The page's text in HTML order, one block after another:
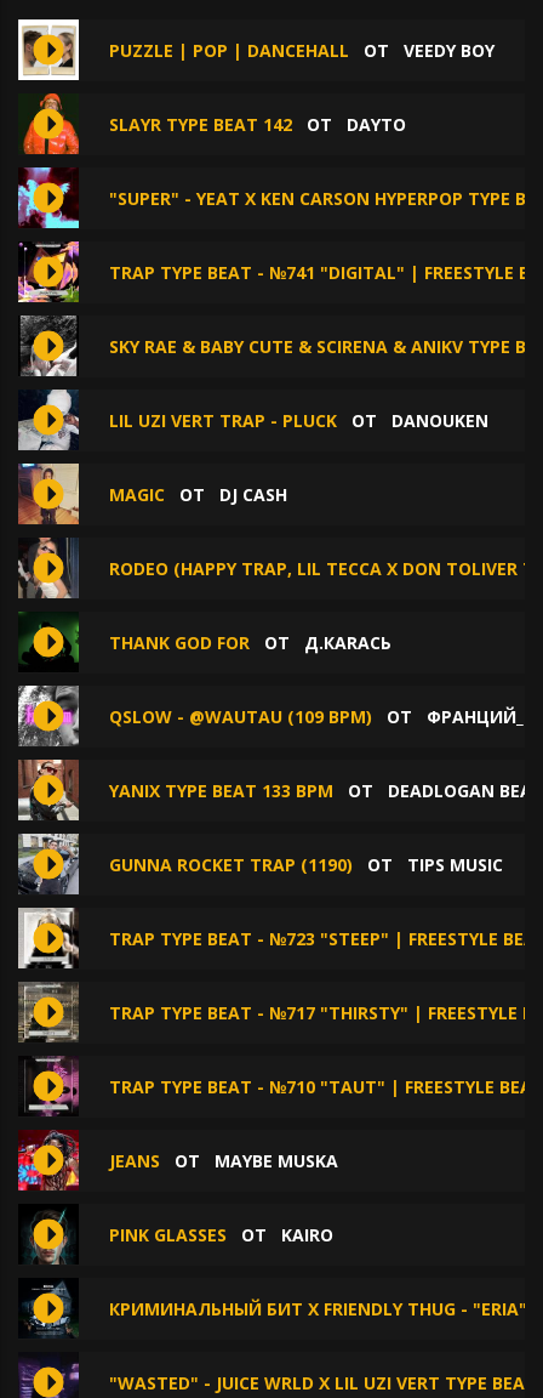
PUZZLE | POP | DANCEHALL ОТ VEEDY BOY
SLAYR TYPE BEAT 142 ОТ DAYTO
"SUPER" - YEAT X KEN CARSON HYPERPOP TYPE
TRAP TYPE BEAT - №741 "DIGITAL" | FREESTYLE
SKY RAE & BABY CUTE & SCIRENA & ANIKV TYPE
LIL UZI VERT TRAP - PLUCK ОТ DANOUKEN
MAGIC ОТ DJ CASH
RODEO (HAPPY TRAP, LIL TECCA X DON TOLIVER
THANK GOD FOR ОТ Д.КАRАСЬ
QSLOW - @WAUTAU (109 BPM) ОТ
YANIX TYPE BEAT 133 BPM ОТ DEADLOGAN
GUNNA ROCKET TRAP (1190) ОТ TIPS MUSIC
TRAP TYPE BEAT - №723 "STEEP" | FREESTYLE
TRAP TYPE BEAT - №717 "THIRSTY" | FREESTYLE
TRAP TYPE BEAT - №710 "TAUT" | FREESTYLE
JEANS ОТ MAYBE MUSKA
PINK GLASSES ОТ KAIRO
КРИМИНАЛЬНЫЙ БИТ X FRIENDLY THUG - "ERIA"
"WASTED" - JUICE WRLD X LIL UZI VERT TYPE BEAT